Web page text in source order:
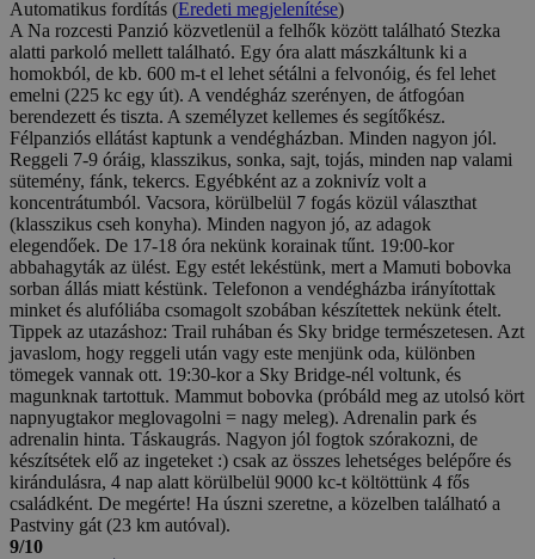
Automatikus fordítás (Eredeti megjelenítése)
A Na rozcesti Panzió közvetlenül a felhők között található Stezka
alatti parkoló mellett található. Egy óra alatt mászkáltunk ki a
homokból, de kb. 600 m-t el lehet sétálni a felvonóig, és fel lehet
emelni (225 kc egy út). A vendégház szerényen, de átfogóan
berendezett és tiszta. A személyzet kellemes és segítőkész.
Félpanziós ellátást kaptunk a vendégházban. Minden nagyon jól.
Reggeli 7-9 óráig, klasszikus, sonka, sajt, tojás, minden nap valami
sütemény, fánk, tekercs. Egyébként az a zoknivíz volt a
koncentrátumból. Vacsora, körülbelül 7 fogás közül választhat
(klasszikus cseh konyha). Minden nagyon jó, az adagok
elegendőek. De 17-18 óra nekünk korainak tűnt. 19:00-kor
abbahagyták az ülést. Egy estét lekéstünk, mert a Mamuti bobovka
sorban állás miatt késtünk. Telefonon a vendégházba irányítottak
minket és alufóliába csomagolt szobában készítettek nekünk ételt.
Tippek az utazáshoz: Trail ruhában és Sky bridge természetesen. Azt
javaslom, hogy reggeli után vagy este menjünk oda, különben
tömegek vannak ott. 19:30-kor a Sky Bridge-nél voltunk, és
magunknak tartottuk. Mammut bobovka (próbáld meg az utolsó kört
napnyugtakor meglovagolni = nagy meleg). Adrenalin park és
adrenalin hinta. Táskaugrás. Nagyon jól fogtok szórakozni, de
készítsétek elő az ingeteket :) csak az összes lehetséges belépőre és
kirándulásra, 4 nap alatt körülbelül 9000 kc-t költöttünk 4 fős
családként. De megérte! Ha úszni szeretne, a közelben található a
Pastviny gát (23 km autóval).
9/10